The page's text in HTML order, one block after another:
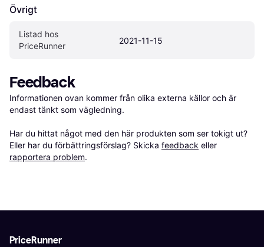
Övrigt
Listad hos
PriceRunner
2021-11-15
Feedback
Informationen ovan kommer från olika externa källor och är
endast tänkt som vägledning.
Har du hittat något med den här produkten som ser tokigt ut?
Eller har du förbättringsförslag? Skicka feedback eller
rapportera problem.
PriceRunner